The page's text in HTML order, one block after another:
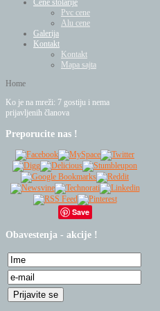
Cene stolarije
Pvc cene
Alu cene
Galerija
Kontakt
Kontakt
Mapa sajta
Home
Ko je na mreži: 7 gostiju i nema
prijavljenih članova
Preporucite nas !
Save
Obavestenja - akcije !